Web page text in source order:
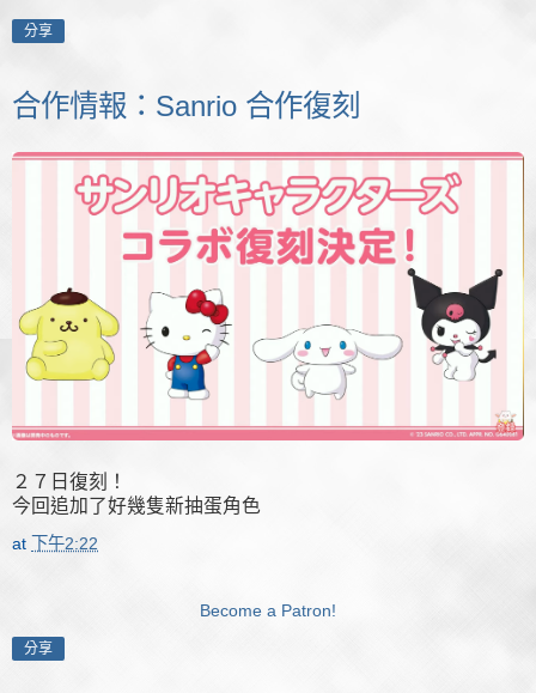
分享
合作情報：Sanrio 合作復刻
２７日復刻！
今回追加了好幾隻新抽蛋角色
at 下午2:22
Become a Patron!
分享